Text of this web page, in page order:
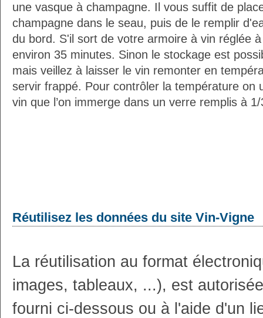
une vasque à champagne. Il vous suffit de
champagne dans le seau, puis de le remplir
du bord. S'il sort de votre armoire à vin réglée
environ 35 minutes. Sinon le stockage est
mais veillez à laisser le vin remonter en
servir frappé. Pour contrôler la température on
vin que l’on immerge dans un verre remplis à
Réutilisez les données du site Vin-Vigne
La réutilisation au format
images, tableaux, ...), est
fourni ci-dessous ou à l'aide d'un